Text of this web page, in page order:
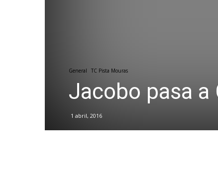
General TC Pista Mouras
Jacobo pasa a
1 abril, 2016